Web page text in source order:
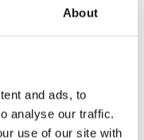
About
and ads, to
analyse our traffic.
use of our site with
i højt